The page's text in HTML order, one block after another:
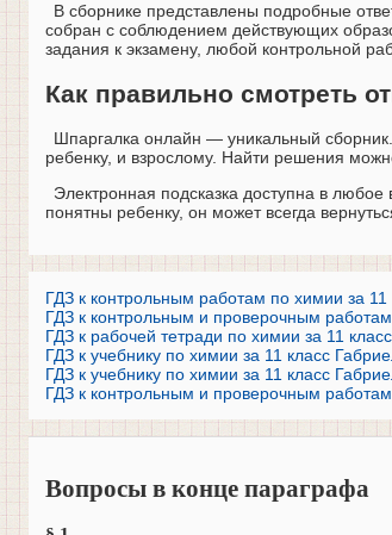
В сборнике представлены подробные
собран с соблюдением действующих
задания к экзамену, любой контрольной
Как правильно смотреть
Шпаргалка онлайн — уникальный
ребенку, и взрослому. Найти решения
Электронная подсказка доступна в
понятны ребенку, он может всегда
ГДЗ к контрольным работам по химии за
ГДЗ к контрольным и проверочным
ГДЗ к рабочей тетради по химии за 11
ГДЗ к учебнику по химии за 11 класс
ГДЗ к учебнику по химии за 11 класс
ГДЗ к контрольным и проверочным
Вопросы в конце параграфа